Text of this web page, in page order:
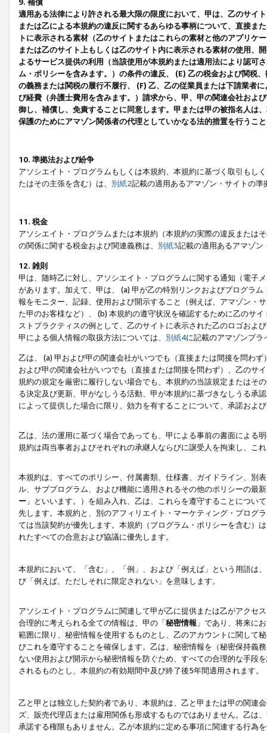
9. 補償
適用ある法律により許される最大限の限度において、甲は、乙のサイ
または乙による本規約の違反に関するあらゆる事柄について、直接ま
トに表示される素材（乙のサイトまたはこれらの素材と他のアプリ
または乙のサイト上もしくは乙のサイト内に表示される素材の使用、
よるサービス提供の利用（当該使用が本規約または適用法により認可
ム・ポリシーを含みます。）の条件の違反、 (E) 乙の税金および関税
の義務または関税の履行不履行、 (F) 乙、乙の従業員または下請業者
び経費（弁護士費用を含みます。）請求から、甲、甲の関連会社およ
御し、補償し、免責することに同意します。甲または甲の被指名人は
保護のためにアマゾン関係者の代理としていかなる法的措置を行うこ
10. 準拠法および紛争
アソシエイト・プログラムもしくは本規約、本規約に基づく取引もし
たはその主張を含む）は、 別紙2記載の適用あるアマゾン・サイトの
11. 税金
アソシエイト・プログラムまたは本規約（本規約の実際の違反または
の関係に関する税金および関連義務は、 別紙3記載の適用あるアマゾン
12. 雑則
甲は、随時乙に対し、アソシエイト・プログラムに関する通知（電子
があります。加えて、甲は、 (a) 甲が乙の特別リンクおよびプログラ
報をモニター、記録、使用および開示すること（例えば、アマゾン・
た甲のお客様など）、 (b) 本規約の遵守状況を確認するために乙のサ
ストプラクティスの例として、乙のサイトに表示された乙のロゴおよ
甲による個人情報の取扱方法については、 別紙4に記載のアマゾンプ
乙は、 (a) 甲および甲の関連会社がいつでも（直接または間接を問わ
および甲の関連会社がいつでも（直接または間接を問わず）、乙のサ
規約の規定を厳密に履行しない場合でも、本規約の当該規定またはそ
る決定及び更新、甲がなしうる活動、甲が本規約に基づきなしうる承
によって提供した場合に限り、効力を有することについて、承諾およ
乙は、法の運用に基づく場合であっても、甲による事前の書面による
規約は両当事者およびそれぞれの承継人ならびに譲受人を拘束し、こ
本規約は、すべてのポリシー、付属書類、仕様書、ガイドライン、別
ル、サブプログラム、および機能に適用されるその他のポリシーの最
ー 」といいます。）を組み入れ、乙は、これらを遵守することにつ
先します。本規約と、別のアフィリエイト・マーケティング・プログ
ては当該契約が優先します。本規約（プログラム・ポリシーを含む）
れたすべての合意および協議に優先します。
本規約において、「含む」、「例」、および「例えば」という用語は
び「例えば、ただしそれに限定されない」を意味します。
アソシエイト・プログラムに関連して甲が乙に提供または乙がアクセ
合理的に考えられる全ての情報は、甲の「秘密情報 」であり、将来に
範囲に限り、秘密情報を使用するものとし、乙のアカウントに関して
びこれを遵守することを確保します。乙は、秘密情報を（秘密保持義
ない使用および開示から秘密情報を防ぐため、すべての合理的な手段
されるものとし、本規約の有効期間中及び終了後5年間適用されます。
乙と甲とは独立した契約者であり、本規約は、乙と甲または甲の関連
ズ、販売代理店または雇用関係も形成するものではありません。乙は
承諾する権限もありません。乙が本規約に定める事項に関連する行為